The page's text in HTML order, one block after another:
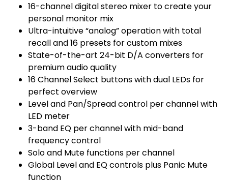
16-channel digital stereo mixer to create your
personal monitor mix
Ultra-intuitive “analog” operation with total
recall and 16 presets for custom mixes
State-of-the-art 24-bit D/A converters for
premium audio quality
16 Channel Select buttons with dual LEDs for
perfect overview
Level and Pan/Spread control per channel with
LED meter
3-band EQ per channel with mid-band
frequency control
Solo and Mute functions per channel
Global Level and EQ controls plus Panic Mute
function